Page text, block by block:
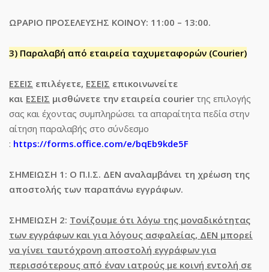
ΩΡΑΡΙΟ ΠΡΟΣΕΛΕΥΣΗΣ ΚΟΙΝΟΥ: 11:00 – 13:00.
3) Παραλαβή από εταιρεία ταχυμεταφορών (Courier)
ΕΣΕΙΣ επιλέγετε, ΕΣΕΙΣ επικοινωνείτε
και ΕΣΕΙΣ μισθώνετε την εταιρεία courier της επιλογής
σας και έχοντας συμπληρώσει τα απαραίτητα πεδία στην
αίτηση παραλαβής στο σύνδεσμο
: https://forms.office.com/e/bqEb9kde5F
ΣΗΜΕΙΩΣΗ 1: Ο Π.Ι.Σ. ΔΕΝ αναλαμβάνει τη χρέωση της
αποστολής των παραπάνω εγγράφων.
ΣΗΜΕΙΩΣΗ 2: Τονίζουμε ότι λόγω της μοναδικότητας
των εγγράφων και για λόγους ασφαλείας, ΔΕΝ μπορεί
να γίνει ταυτόχρονη αποστολή εγγράφων για
περισσότερους από έναν ιατρούς με κοινή εντολή σε